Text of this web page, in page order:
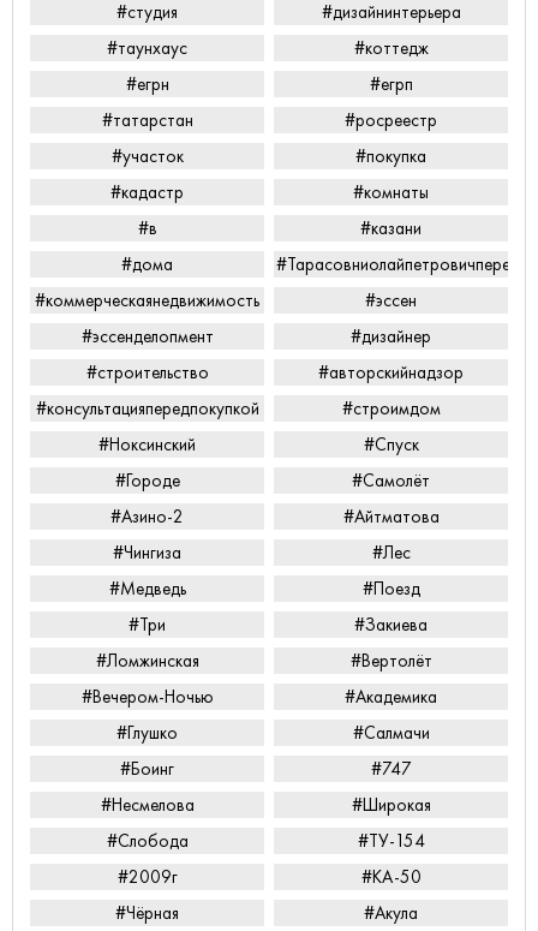
#студия
#дизайнинтерьера
#таунхаус
#коттедж
#егрн
#егрп
#татарстан
#росреестр
#участок
#покупка
#кадастр
#комнаты
#в
#казани
#дома
#коммерческаянедвижимость
#эссен
#эссенделопмент
#дизайнер
#строительство
#авторскийнадзор
#консультацияпередпокупкой
#строимдом
#Ноксинский
#Спуск
#Городе
#Самолёт
#Азино-2
#Айтматова
#Чингиза
#Лес
#Медведь
#Поезд
#Три
#Закиева
#Ломжинская
#Вертолёт
#Вечером-Ночью
#Академика
#Глушко
#Салмачи
#Боинг
#747
#Несмелова
#Широкая
#Слобода
#ТУ-154
#2009г
#КА-50
#Чёрная
#Акула